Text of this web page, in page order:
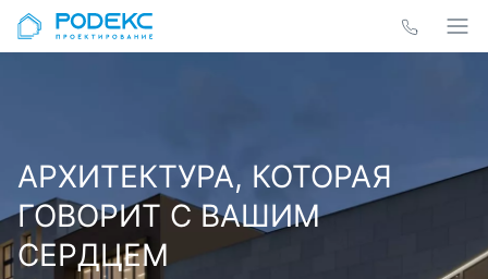
АРХИТЕКТУРА, КОТОРАЯ
ГОВОРИТ С ВАШИМ
СЕРДЦЕМ